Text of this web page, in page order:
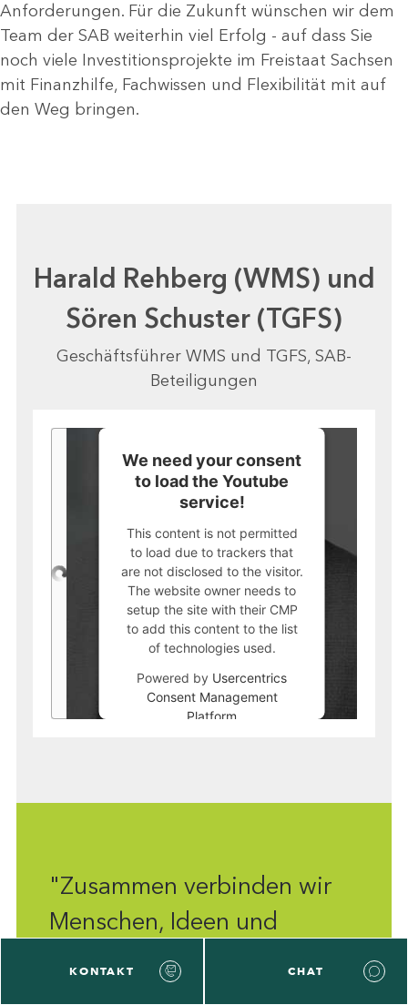
KONTAKT CHAT
Anforderungen. Für die Zukunft wünschen wir dem
Team der SAB weiterhin viel Erfolg - auf dass Sie
noch viele Investitionsprojekte im Freistaat Sachsen
mit Finanzhilfe, Fachwissen und Flexibilität mit auf
den Weg bringen.
Harald Rehberg (WMS) und
Sören Schuster (TGFS)
Geschäftsführer WMS und TGFS, SAB-
Beteiligungen
We need your consent
to load the Youtube
service!
This content is not permitted
to load due to trackers that
are not disclosed to the visitor.
The website owner needs to
setup the site with their CMP
to add this content to the list
of technologies used.
Powered by Usercentrics
Consent Management
Platform
"Zusammen verbinden wir
Menschen, Ideen und